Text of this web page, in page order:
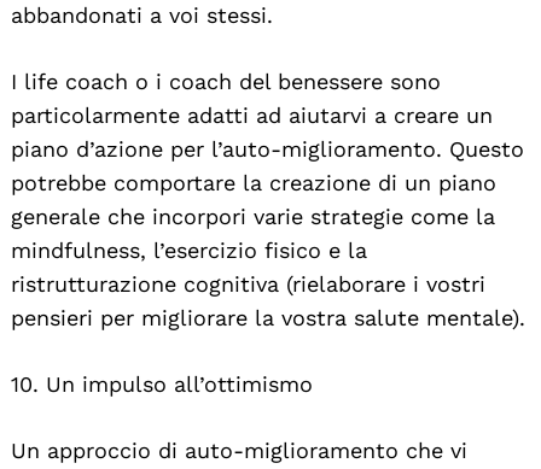
abbandonati a voi stessi.
I life coach o i coach del benessere sono
particolarmente adatti ad aiutarvi a creare un
piano d’azione per l’auto-miglioramento. Questo
potrebbe comportare la creazione di un piano
generale che incorpori varie strategie come la
mindfulness, l’esercizio fisico e la
ristrutturazione cognitiva (rielaborare i vostri
pensieri per migliorare la vostra salute mentale).
10. Un impulso all’ottimismo
Un approccio di auto-miglioramento che vi